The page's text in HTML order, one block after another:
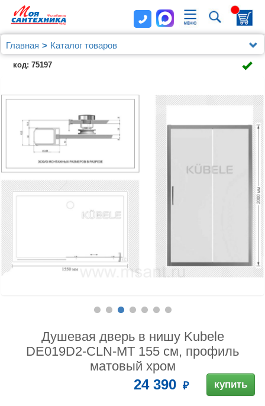
Главная
Каталог товаров
Душевые уголки, ограждения, поддоны
Kubele
Душевая дверь в нишу Kubele DE019D2-CLN-MT
код: 75197
Душевая дверь в нишу Kubele
DE019D2-CLN-MT 155 см, профиль
матовый хром
24 390 купить